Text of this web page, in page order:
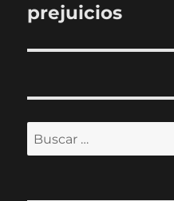
siguiente:
prejuicios
Buscar
por: